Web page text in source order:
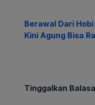
Berawal Dari
Kini Agung Bisa
Tinggalkan